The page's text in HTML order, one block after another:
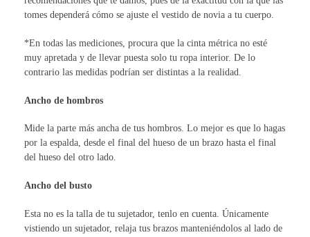
tomes dependerá cómo se ajuste el vestido de novia a tu cuerpo.
*En todas las mediciones, procura que la cinta métrica no esté
muy apretada y de llevar puesta solo tu ropa interior. De lo
contrario las medidas podrían ser distintas a la realidad.
Ancho de hombros
Mide la parte más ancha de tus hombros. Lo mejor es que lo hagas
por la espalda, desde el final del hueso de un brazo hasta el final
del hueso del otro lado.
Ancho del busto
Esta no es la talla de tu sujetador, tenlo en cuenta. Únicamente
vistiendo un sujetador, relaja tus brazos manteniéndolos al lado de